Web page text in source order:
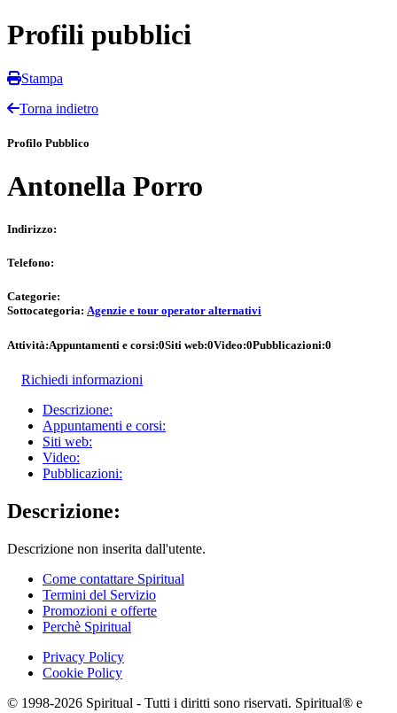
Profili pubblici
Stampa
Torna indietro
Profilo Pubblico
Antonella Porro
Indirizzo:
Telefono:
Categorie:
Sottocategoria: Agenzie e tour operator alternativi
Attività:Appuntamenti e corsi:0Siti web:0Video:0Pubblicazioni:0
Richiedi informazioni
Descrizione:
Appuntamenti e corsi:
Siti web:
Video:
Pubblicazioni:
Descrizione:
Descrizione non inserita dall'utente.
Come contattare Spiritual
Termini del Servizio
Promozioni e offerte
Perchè Spiritual
Privacy Policy
Cookie Policy
© 1998-2026 Spiritual - Tutti i diritti sono riservati. Spiritual® e